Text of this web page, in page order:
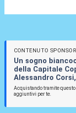
CONTENUTO
Un sogno
della Capitale
Alessandro
Acquistando tramite
aggiuntivi per te.